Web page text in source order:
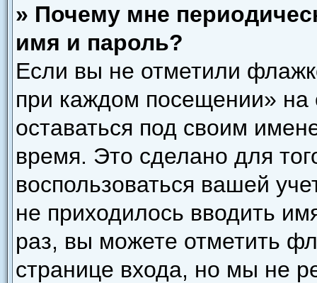
» Почему мне
имя и пароль?
Если вы не отметили
при каждом посещении» на
оставаться под своим
время. Это сделано для
воспользоваться вашей
не приходилось вводить
раз, вы можете отметить
странице входа, но мы не